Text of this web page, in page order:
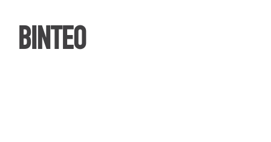
ΒΙΝΤΕΟ